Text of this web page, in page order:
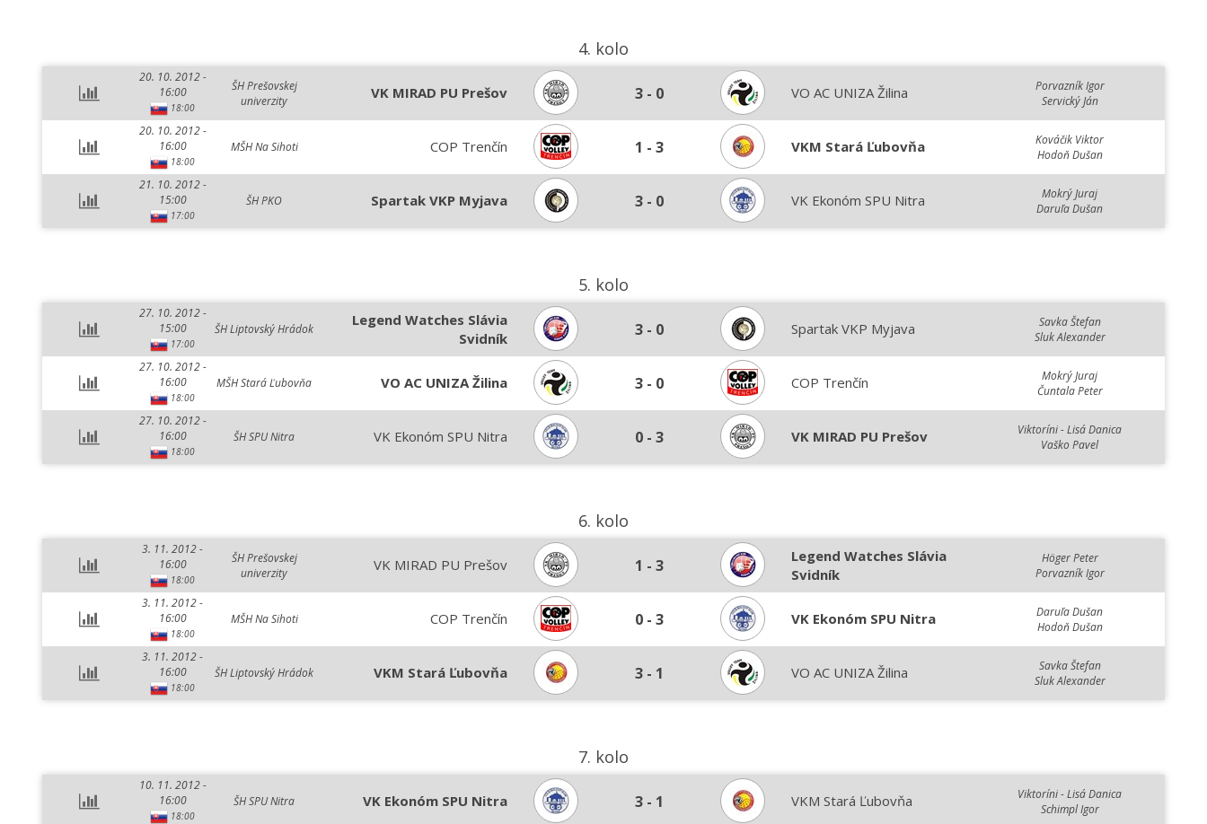
4. kolo
20. 10. 2012 -
16:00
18:00
ŠH Prešovskej
univerzity
VK MIRAD PU Prešov 3 - 0 VO AC UNIZA Žilina
Porvazník Igor
Servický Ján
20. 10. 2012 -
16:00
18:00
MŠH Na Sihoti COP Trenčín 1 - 3 VKM Stará Ľubovňa
Kováčik Viktor
Hodoň Dušan
21. 10. 2012 -
15:00
17:00
ŠH PKO Spartak VKP Myjava 3 - 0 VK Ekonóm SPU Nitra
Mokrý Juraj
Daruľa Dušan
5. kolo
27. 10. 2012 -
15:00
17:00
ŠH Liptovský Hrádok
Legend Watches Slávia
Svidník
3 - 0 Spartak VKP Myjava
Savka Štefan
Sluk Alexander
27. 10. 2012 -
16:00
18:00
MŠH Stará Ľubovňa VO AC UNIZA Žilina 3 - 0 COP Trenčín
Mokrý Juraj
Čuntala Peter
27. 10. 2012 -
16:00
18:00
ŠH SPU Nitra VK Ekonóm SPU Nitra 0 - 3 VK MIRAD PU Prešov
Viktoríni - Lisá Danica
Vaško Pavel
6. kolo
3. 11. 2012 -
16:00
18:00
ŠH Prešovskej
univerzity
VK MIRAD PU Prešov 1 - 3
Legend Watches Slávia
Svidník
Höger Peter
Porvazník Igor
3. 11. 2012 -
16:00
18:00
MŠH Na Sihoti COP Trenčín 0 - 3 VK Ekonóm SPU Nitra
Daruľa Dušan
Hodoň Dušan
3. 11. 2012 -
16:00
18:00
ŠH Liptovský Hrádok VKM Stará Ľubovňa 3 - 1 VO AC UNIZA Žilina
Savka Štefan
Sluk Alexander
7. kolo
10. 11. 2012 -
16:00
18:00
ŠH SPU Nitra VK Ekonóm SPU Nitra 3 - 1 VKM Stará Ľubovňa
Viktoríni - Lisá Danica
Schimpl Igor